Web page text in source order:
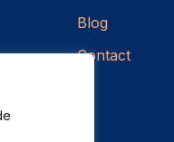
in
Blog
Contact